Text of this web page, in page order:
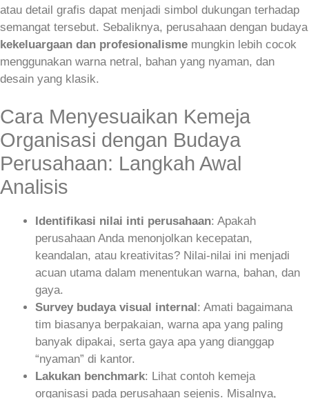
atau detail grafis dapat menjadi simbol dukungan terhadap
semangat tersebut. Sebaliknya, perusahaan dengan budaya
kekeluargaan dan profesionalisme mungkin lebih cocok
menggunakan warna netral, bahan yang nyaman, dan
desain yang klasik.
Cara Menyesuaikan Kemeja
Organisasi dengan Budaya
Perusahaan: Langkah Awal
Analisis
Identifikasi nilai inti perusahaan: Apakah
perusahaan Anda menonjolkan kecepatan,
keandalan, atau kreativitas? Nilai‑nilai ini menjadi
acuan utama dalam menentukan warna, bahan, dan
gaya.
Survey budaya visual internal : Amati bagaimana
tim biasanya berpakaian, warna apa yang paling
banyak dipakai, serta gaya apa yang dianggap
“nyaman” di kantor.
Lakukan benchmark: Lihat contoh kemeja
organisasi pada perusahaan sejenis. Misalnya,